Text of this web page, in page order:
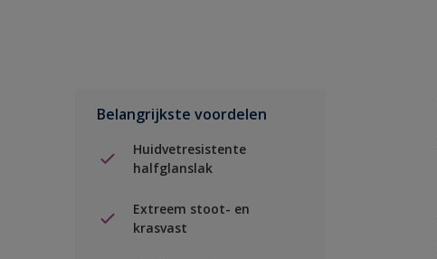
Belangrijkste voordelen
Huidvetresistente
halfglanslak
Extreem stoot- en
krasvast